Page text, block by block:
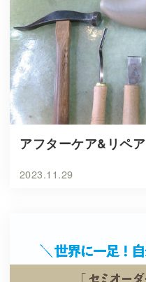
アフターケア&リペア
2023.11.29